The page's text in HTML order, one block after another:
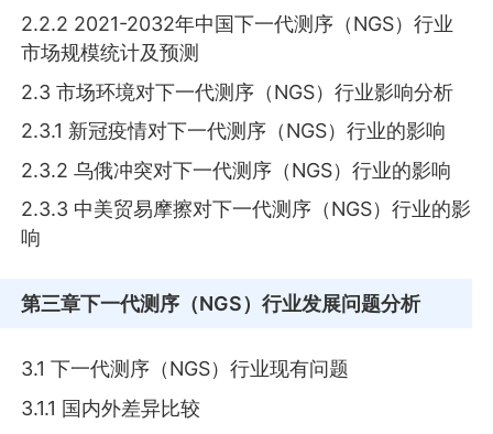
2.2.2 2021-2032年中国下一代测序（NGS）行业
市场规模统计及预测
2.3 市场环境对下一代测序（NGS）行业影响分析
2.3.1 新冠疫情对下一代测序（NGS）行业的影响
2.3.2 乌俄冲突对下一代测序（NGS）行业的影响
2.3.3 中美贸易摩擦对下一代测序（NGS）行业的影
响
第三章下一代测序（NGS）行业发展问题分析
3.1 下一代测序（NGS）行业现有问题
3.1.1 国内外差异比较